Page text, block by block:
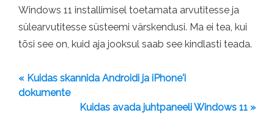
Windows 11 installimisel toetamata arvutitesse ja
sülearvutitesse süsteemi värskendusi. Ma ei tea, kui
tõsi see on, kuid aja jooksul saab see kindlasti teada.
« Kuidas skannida Androidi ja iPhone'i
dokumente
Kuidas avada juhtpaneeli Windows 11 »